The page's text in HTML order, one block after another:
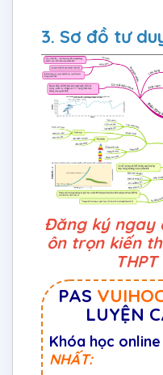
3. Sơ đồ tư
Đăng ký ngay
ôn trọn kiến
PAS
LUYỆN
Khóa học online
NHẤT: